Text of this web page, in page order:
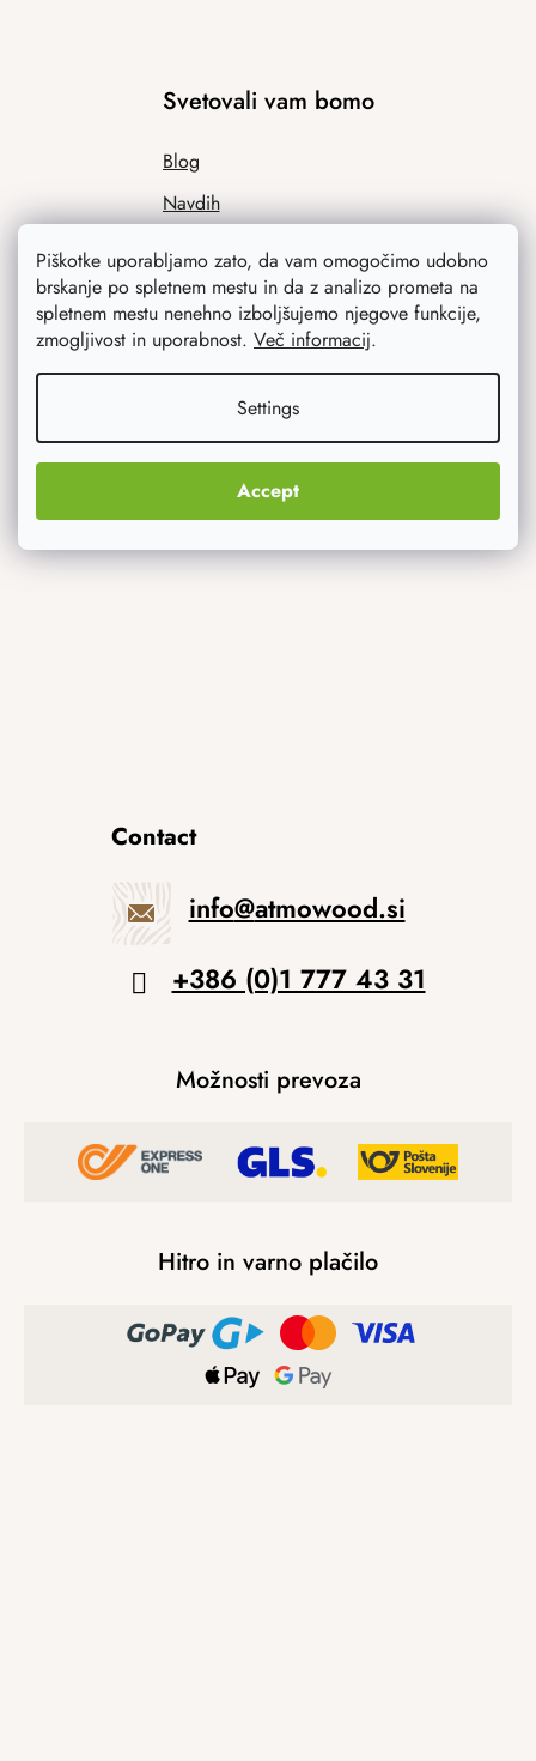
Piškotke uporabljamo zato, da vam omogočimo udobno
brskanje po spletnem mestu in da z analizo prometa na
spletnem mestu nenehno izboljšujemo njegove funkcije,
zmogljivost in uporabnost. Več informacij.
Settings
Accept
Svetovali vam bomo
Blog
Navdih
Kaj vas najbolj zanima
Contact
info@atmowood.si
+386 (0)1 777 43 31
Možnosti prevoza
Hitro in varno plačilo